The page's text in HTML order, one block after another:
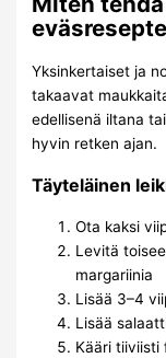
Yksinkertaiset ja
takaavat
edellisenä iltana
hyvin retken ajan.
Täyteläinen
Ota kaksi
Levitä
margariinia
Lisää 3–4
Lisää
Kääri tiiviisti